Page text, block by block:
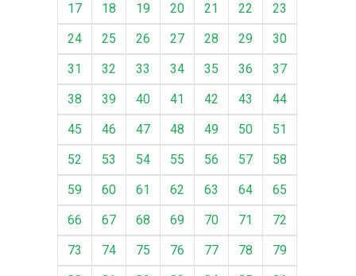
17
18 19 20 21 22
23
24
25 26 27 28 29
30
31
32 33 34 35 36
37
38
39 40 41 42 43
44
45
46 47 48 49 50
51
52
53 54 55 56 57
58
59
60 61 62 63 64
65
66
67 68 69 70 71
72
73
74 75 76 77 78
79